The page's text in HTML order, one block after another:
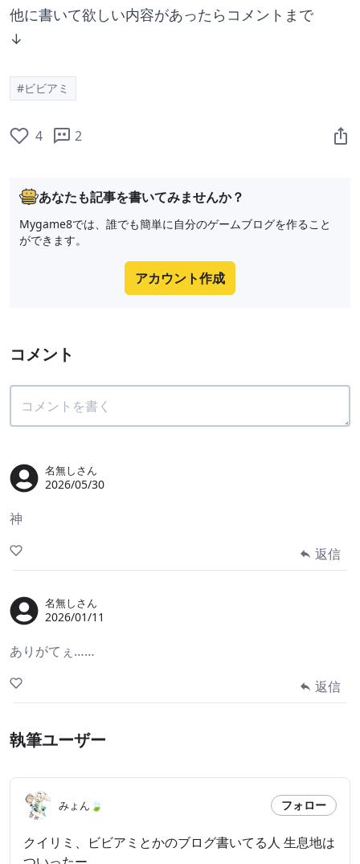
他に書いて欲しい内容があったらコメントまで
↓
#ビビアミ
4 2
あなたも記事を書いてみませんか？
Mygame8では、誰でも簡単に自分のゲームブログを作ること
ができます。
アカウント作成
コメント
名無しさん
2026/05/30
神
返信
名無しさん
2026/01/11
ありがてぇ……
返信
執筆ユーザー
みょん🍃 フォロー
クイリミ、ビビアミとかのブログ書いてる人 生息地は